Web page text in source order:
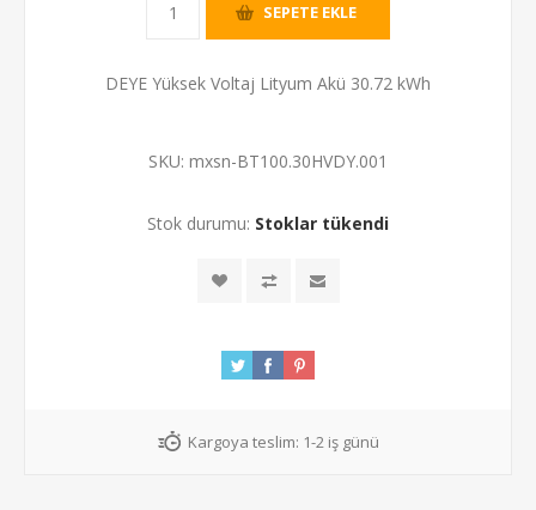
SEPETE EKLE
DEYE Yüksek Voltaj Lityum Akü 30.72 kWh
SKU: mxsn-BT100.30HVDY.001
Stok durumu: Stoklar tükendi
Kargoya teslim: 1-2 iş günü